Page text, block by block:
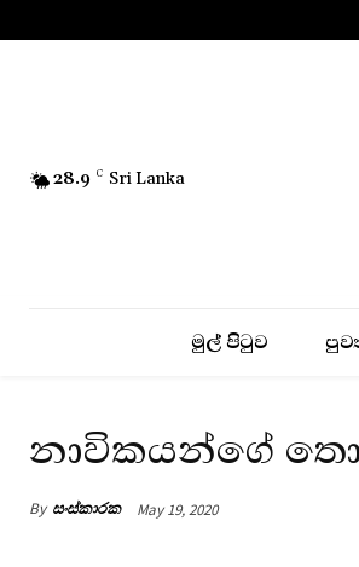
28.9 C Sri Lanka
මුල් පිටුව
නාවිකයන්ගේ
By සංස්කාරක May 19, 2020